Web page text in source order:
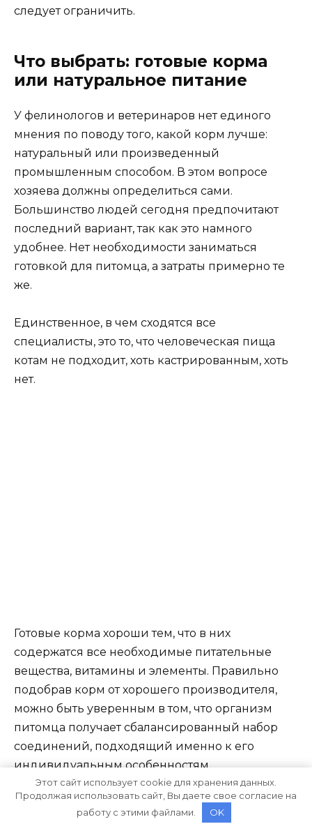
следует ограничить.
Что выбрать: готовые корма
или натуральное питание
У фелинологов и ветеринаров нет единого
мнения по поводу того, какой корм лучше:
натуральный или произведенный
промышленным способом. В этом вопросе
хозяева должны определиться сами.
Большинство людей сегодня предпочитают
последний вариант, так как это намного
удобнее. Нет необходимости заниматься
готовкой для питомца, а затраты примерно те
же.
Единственное, в чем сходятся все
специалисты, это то, что человеческая пища
котам не подходит, хоть кастрированным, хоть
нет.
Готовые корма хороши тем, что в них
содержатся все необходимые питательные
вещества, витамины и элементы. Правильно
подобрав корм от хорошего производителя,
можно быть уверенным в том, что организм
питомца получает сбалансированный набор
соединений, подходящий именно к его
индивидуальным особенностям.
Этот сайт использует cookie для хранения данных.
Продолжая использовать сайт, Вы даете свое согласие на
работу с этими файлами.
OK